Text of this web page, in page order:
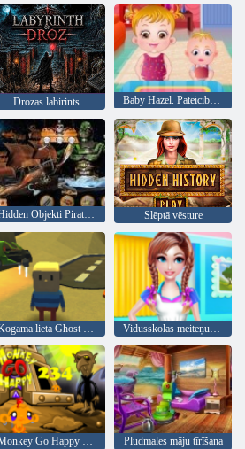
Drozas labirints Baby Hazel. Pateicība fun
Hidden Objekti Pirate Treasure Slēptā vēsture
Kogama lieta Ghost House Vidusskolas meiteņu mājas uzkopšana
Monkey Go Happy Stage 234 Pludmales māju tīrīšana